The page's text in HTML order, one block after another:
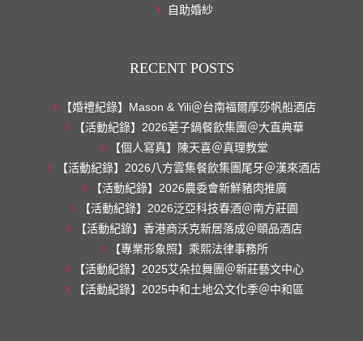
自助婚紗
RECENT POSTS
【婚禮紀錄】Mason & Yili＠台南福爾摩莎帆船酒店
【活動紀錄】2026荖子鍋餐飲集團＠大直典華
【個人寫真】陳天喜＠真理教堂
【活動紀錄】2026八方雲集餐飲集團尾牙＠漢來酒店
【活動紀錄】2026農委會新鮮豬肉推廣
【活動紀錄】2026泛亞科技春酒＠南方莊園
【活動紀錄】香港商沃克新居落成＠頤品酒店
【專業形象照】乘熙法律事務所
【活動紀錄】2025艾朵拉舞團＠新莊藝文中心
【活動紀錄】2025中和土地公文化季＠中和區